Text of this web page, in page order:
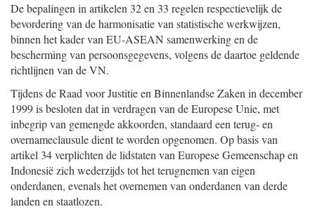
De bepalingen in artikelen 32 en 33 regelen respectievelijk de
bevordering van de harmonisatie van statistische werkwijzen,
binnen het kader van EU-ASEAN samenwerking en de
bescherming van persoonsgegevens, volgens de daartoe geldende
richtlijnen van de VN.
Tijdens de Raad voor Justitie en Binnenlandse Zaken in december
1999 is besloten dat in verdragen van de Europese Unie, met
inbegrip van gemengde akkoorden, standaard een terug- en
overnameclausule dient te worden opgenomen. Op basis van
artikel 34 verplichten de lidstaten van Europese Gemeenschap en
Indonesië zich wederzijds tot het terugnemen van eigen
onderdanen, evenals het overnemen van onderdanen van derde
landen en staatlozen.